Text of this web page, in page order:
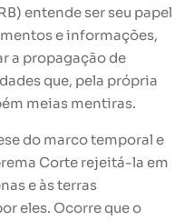
entende ser seu papel
e informações,
a propagação de
que, pela própria
meias mentiras.
do marco temporal e
Corte rejeitá-la em
e às terras
eles. Ocorre que o